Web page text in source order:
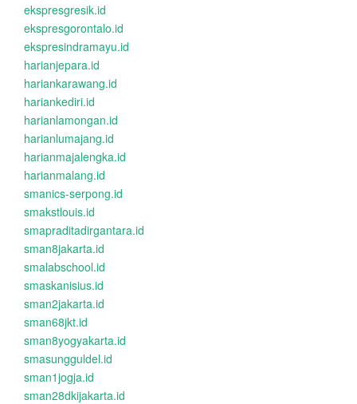
ekspresgresik.id
ekspresgorontalo.id
ekspresindramayu.id
harianjepara.id
hariankarawang.id
hariankediri.id
harianlamongan.id
harianlumajang.id
harianmajalengka.id
harianmalang.id
smanics-serpong.id
smakstlouis.id
smapraditadirgantara.id
sman8jakarta.id
smalabschool.id
smaskanisius.id
sman2jakarta.id
sman68jkt.id
sman8yogyakarta.id
smasungguldel.id
sman1jogja.id
sman28dkijakarta.id